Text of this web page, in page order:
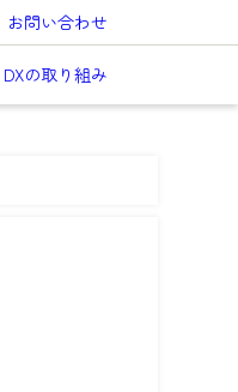
お問い合わせ
の取り組み